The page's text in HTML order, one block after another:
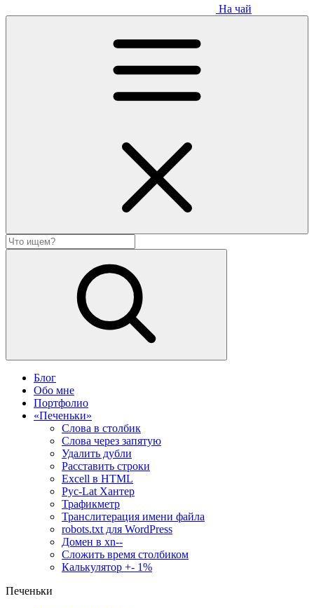
На чай
Блог
Обо мне
Портфолио
«Печеньки»
Слова в столбик
Слова через запятую
Удалить дубли
Расставить строки
Excell в HTML
Рус-Lat Хантер
Трафикметр
Транслитерация имени файла
robots.txt для WordPress
Домен в xn--
Сложить время столбиком
Калькулятор +- 1%
Печеньки